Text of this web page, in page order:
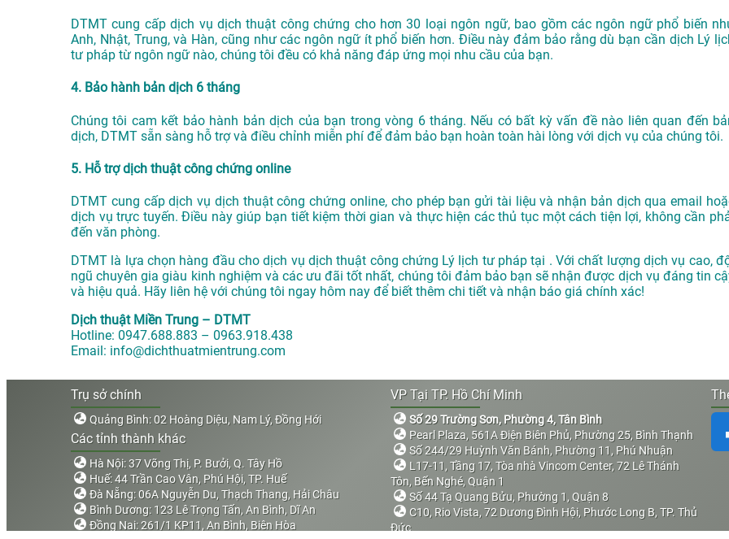
DTMT cung cấp dịch vụ dịch thuật công chứng cho hơn 30 loại ngôn ngữ, bao gồm các ngôn ngữ phổ biến
Anh, Nhật, Trung, và Hàn, cũng như các ngôn ngữ ít phổ biến hơn. Điều này đảm bảo rằng dù bạn cần dịch Lý
tư pháp từ ngôn ngữ nào, chúng tôi đều có khả năng đáp ứng mọi nhu cầu của bạn.
4. Bảo hành bản dịch 6 tháng
Chúng tôi cam kết bảo hành bản dịch của bạn trong vòng 6 tháng. Nếu có bất kỳ vấn đề nào liên quan đến
dịch, DTMT sẵn sàng hỗ trợ và điều chỉnh miễn phí để đảm bảo bạn hoàn toàn hài lòng với dịch vụ của chúng tôi.
5. Hỗ trợ dịch thuật công chứng online
DTMT cung cấp dịch vụ dịch thuật công chứng online, cho phép bạn gửi tài liệu và nhận bản dịch qua email
dịch vụ trực tuyến. Điều này giúp bạn tiết kiệm thời gian và thực hiện các thủ tục một cách tiện lợi, không cần
đến văn phòng.
DTMT là lựa chọn hàng đầu cho dịch vụ dịch thuật công chứng Lý lịch tư pháp tại . Với chất lượng dịch vụ cao,
ngũ chuyên gia giàu kinh nghiệm và các ưu đãi tốt nhất, chúng tôi đảm bảo bạn sẽ nhận được dịch vụ đáng tin
và hiệu quả. Hãy liên hệ với chúng tôi ngay hôm nay để biết thêm chi tiết và nhận báo giá chính xác!
Dịch thuật Miền Trung – DTMT
Hotline: 0947.688.883 – 0963.918.438
Email: info@dichthuatmientrung.com
Trụ sở chính
Quảng Bình: 02 Hoàng Diệu, Nam Lý, Đồng Hới
Các tỉnh thành khác
Hà Nội: 37 Võng Thị, P. Bưởi, Q. Tây Hồ
Huế: 44 Trần Cao Vân, Phú Hội, TP. Huế
Đà Nẵng: 06A Nguyễn Du, Thạch Thang, Hải Châu
Bình Dương: 123 Lê Trọng Tấn, An Bình, Dĩ An
Đồng Nai: 261/1 KP11, An Bình, Biên Hòa
VP Tại TP. Hồ Chí Minh
Số 29 Trường Sơn, Phường 4, Tân Bình
Pearl Plaza, 561A Điện Biên Phủ, Phường 25, Bình Thạnh
Số 244/29 Huỳnh Văn Bánh, Phường 11, Phú Nhuận
L17-11, Tầng 17, Tòa nhà Vincom Center, 72 Lê Thánh
Tôn, Bến Nghé, Quận 1
Số 44 Tạ Quang Bửu, Phường 1, Quận 8
C10, Rio Vista, 72 Dương Đình Hội, Phước Long B, TP. Thủ
Đức